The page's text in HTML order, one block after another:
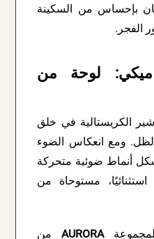
بإحساس من السكينة
الفجر.
لوحة من
الكريستالية في خلق
ومع انعكاس الضوء
أنماط ضوئية متحركة
مستوحاة من
لمجموعةAURORAمن